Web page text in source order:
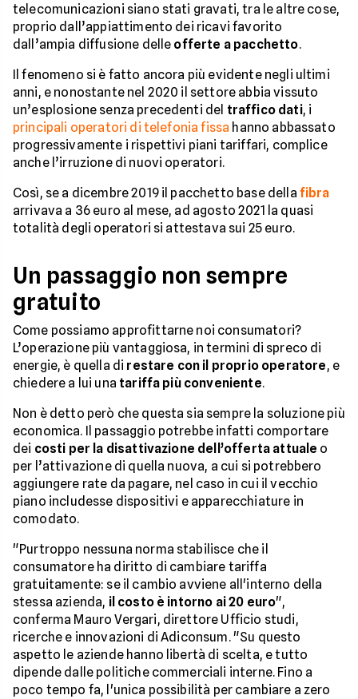
telecomunicazioni siano stati gravati, tra le altre cose,
proprio dall’appiattimento dei ricavi favorito
dall’ampia diffusione delle offerte a pacchetto.
Il fenomeno si è fatto ancora più evidente negli ultimi
anni, e nonostante nel 2020 il settore abbia vissuto
un’esplosione senza precedenti del traffico dati, i
principali operatori di telefonia fissa hanno abbassato
progressivamente i rispettivi piani tariffari, complice
anche l’irruzione di nuovi operatori.
Così, se a dicembre 2019 il pacchetto base della fibra
arrivava a 36 euro al mese, ad agosto 2021 la quasi
totalità degli operatori si attestava sui 25 euro.
Un passaggio non sempre
gratuito
Come possiamo approfittarne noi consumatori?
L’operazione più vantaggiosa, in termini di spreco di
energie, è quella di restare con il proprio operatore, e
chiedere a lui una tariffa più conveniente.
Non è detto però che questa sia sempre la soluzione più
economica. Il passaggio potrebbe infatti comportare
dei costi per la disattivazione dell’offerta attuale o
per l’attivazione di quella nuova, a cui si potrebbero
aggiungere rate da pagare, nel caso in cui il vecchio
piano includesse dispositivi e apparecchiature in
comodato.
"Purtroppo nessuna norma stabilisce che il
consumatore ha diritto di cambiare tariffa
gratuitamente: se il cambio avviene all'interno della
stessa azienda, il costo è intorno ai 20 euro",
conferma Mauro Vergari, direttore Ufficio studi,
ricerche e innovazioni di Adiconsum. "Su questo
aspetto le aziende hanno libertà di scelta, e tutto
dipende dalle politiche commerciali interne. Fino a
poco tempo fa, l'unica possibilità per cambiare a zero